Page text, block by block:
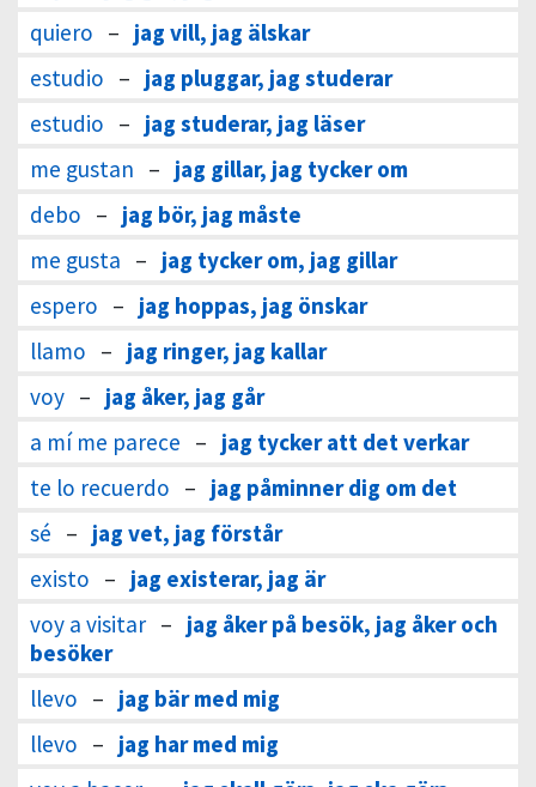
quiero – jag vill, jag älskar
estudio – jag pluggar, jag studerar
estudio – jag studerar, jag läser
me gustan – jag gillar, jag tycker om
debo – jag bör, jag måste
me gusta – jag tycker om, jag gillar
espero – jag hoppas, jag önskar
llamo – jag ringer, jag kallar
voy – jag åker, jag går
a mí me parece – jag tycker att det verkar
te lo recuerdo – jag påminner dig om det
sé – jag vet, jag förstår
existo – jag existerar, jag är
voy a visitar – jag åker på besök, jag åker och
besöker
llevo – jag bär med mig
llevo – jag har med mig